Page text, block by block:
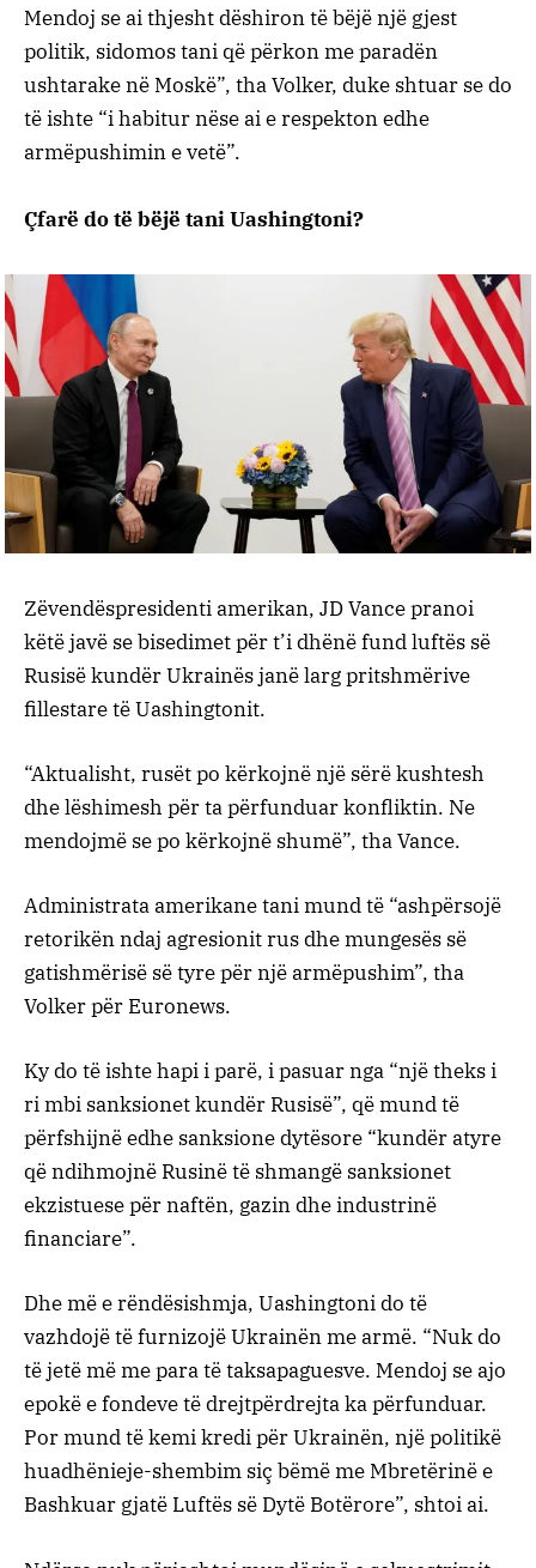
Mendoj se ai thjesht dëshiron të bëjë një gjest
politik, sidomos tani që përkon me paradën
ushtarake në Moskë”, tha Volker, duke shtuar se do
të ishte “i habitur nëse ai e respekton edhe
armëpushimin e vetë”.
Çfarë do të bëjë tani Uashingtoni?
Zëvendëspresidenti amerikan, JD Vance pranoi
këtë javë se bisedimet për t’i dhënë fund luftës së
Rusisë kundër Ukrainës janë larg pritshmërive
fillestare të Uashingtonit.
“Aktualisht, rusët po kërkojnë një sërë kushtesh
dhe lëshimesh për ta përfunduar konfliktin. Ne
mendojmë se po kërkojnë shumë”, tha Vance.
Administrata amerikane tani mund të “ashpërsojë
retorikën ndaj agresionit rus dhe mungesës së
gatishmërisë së tyre për një armëpushim”, tha
Volker për Euronews.
Ky do të ishte hapi i parë, i pasuar nga “një theks i
ri mbi sanksionet kundër Rusisë”, që mund të
përfshijnë edhe sanksione dytësore “kundër atyre
që ndihmojnë Rusinë të shmangë sanksionet
ekzistuese për naftën, gazin dhe industrinë
financiare”.
Dhe më e rëndësishmja, Uashingtoni do të
vazhdojë të furnizojë Ukrainën me armë. “Nuk do
të jetë më me para të taksapaguesve. Mendoj se ajo
epokë e fondeve të drejtpërdrejta ka përfunduar.
Por mund të kemi kredi për Ukrainën, një politikë
huadhënieje-shembim siç bëmë me Mbretërinë e
Bashkuar gjatë Luftës së Dytë Botërore”, shtoi ai.